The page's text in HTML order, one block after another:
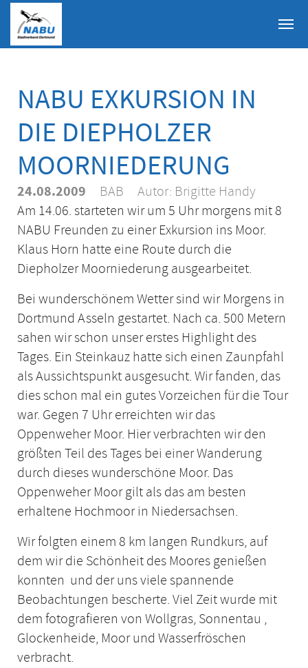
Skip to main content
NABU EXKURSION IN
DIE DIEPHOLZER
MOORNIEDERUNG
24.08.2009 BAB Autor: Brigitte Handy
Am 14.06. starteten wir um 5 Uhr morgens mit 8
NABU Freunden zu einer Exkursion ins Moor.
Klaus Horn hatte eine Route durch die
Diepholzer Moorniederung ausgearbeitet.
Bei wunderschönem Wetter sind wir Morgens in
Dortmund Asseln gestartet. Nach ca. 500 Metern
sahen wir schon unser erstes Highlight des
Tages. Ein Steinkauz hatte sich einen Zaunpfahl
als Aussichtspunkt ausgesucht. Wir fanden, das
dies schon mal ein gutes Vorzeichen für die Tour
war. Gegen 7 Uhr erreichten wir das
Oppenweher Moor. Hier verbrachten wir den
größten Teil des Tages bei einer Wanderung
durch dieses wunderschöne Moor. Das
Oppenweher Moor gilt als das am besten
erhaltene Hochmoor in Niedersachsen.
Wir folgten einem 8 km langen Rundkurs, auf
dem wir die Schönheit des Moores genießen
konnten und der uns viele spannende
Beobachtungen bescherte. Viel Zeit wurde mit
dem fotografieren von Wollgras, Sonnentau ,
Glockenheide, Moor und Wasserfröschen
verbracht.